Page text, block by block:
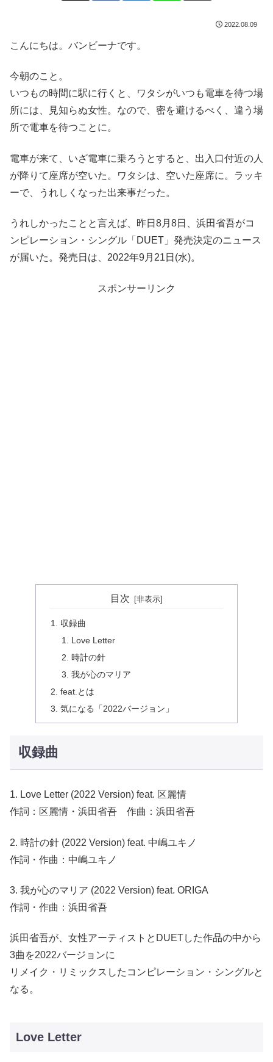
2022.08.09
こんにちは。バンビーナです。
今朝のこと。
いつもの時間に駅に行くと、ワタシがいつも電車を待つ場
所には、見知らぬ女性。なので、密を避けるべく、違う場
所で電車を待つことに。
電車が来て、いざ電車に乗ろうとすると、出入口付近の人
が降りて座席が空いた。ワタシは、空いた座席に。ラッキ
ーで、うれしくなった出来事だった。
うれしかったことと言えば、昨日8月8日、浜田省吾がコ
ンピレーション・シングル「DUET」発売決定のニュース
が届いた。発売日は、2022年9月21日(水)。
スポンサーリンク
目次
収録曲
Love Letter
時計の針
我が心のマリア
feat.とは
気になる「2022バージョン」
収録曲
1. Love Letter (2022 Version) feat. 区麗情
作詞：区麗情・浜田省吾 作曲：浜田省吾
2. 時計の針 (2022 Version) feat. 中嶋ユキノ
作詞・作曲：中嶋ユキノ
3. 我が心のマリア (2022 Version) feat. ORIGA
作詞・作曲：浜田省吾
浜田省吾が、女性アーティストとDUETした作品の中から
3曲を2022バージョンに
リメイク・リミックスしたコンピレーション・シングルと
なる。
Love Letter